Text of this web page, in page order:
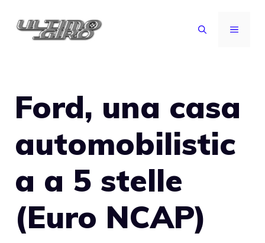
MENU
Ford, una casa
automobilistic
a a 5 stelle
(Euro NCAP)